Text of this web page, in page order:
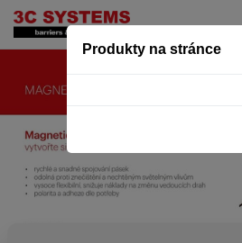
Produkty na stránce